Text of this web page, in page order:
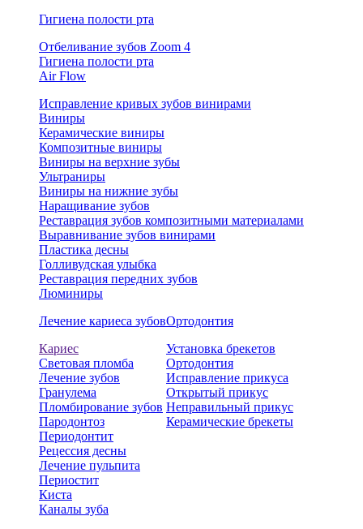
Гигиена полости рта
Отбеливание зубов Zoom 4
Гигиена полости рта
Air Flow
Исправление кривых зубов винирами
Виниры
Керамические виниры
Композитные виниры
Виниры на верхние зубы
Ультраниры
Виниры на нижние зубы
Наращивание зубов
Реставрация зубов композитными материалами
Выравнивание зубов винирами
Пластика десны
Голливудская улыбка
Реставрация передних зубов
Люминиры
Лечение кариеса зубов
Кариес
Световая пломба
Лечение зубов
Гранулема
Пломбирование зубов
Пародонтоз
Периодонтит
Рецессия десны
Лечение пульпита
Периостит
Киста
Каналы зуба
Ортодонтия
Установка брекетов
Ортодонтия
Исправление прикуса
Открытый прикус
Неправильный прикус
Керамические брекеты